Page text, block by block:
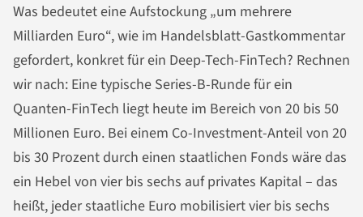
Was bedeutet eine Aufstockung „um mehrere
Milliarden Euro“, wie im Handelsblatt-Gastkommentar
gefordert, konkret für ein Deep-Tech-FinTech? Rechnen
wir nach: Eine typische Series-B-Runde für ein
Quanten-FinTech liegt heute im Bereich von 20 bis 50
Millionen Euro. Bei einem Co-Investment-Anteil von 20
bis 30 Prozent durch einen staatlichen Fonds wäre das
ein Hebel von vier bis sechs auf privates Kapital – das
heißt, jeder staatliche Euro mobilisiert vier bis sechs